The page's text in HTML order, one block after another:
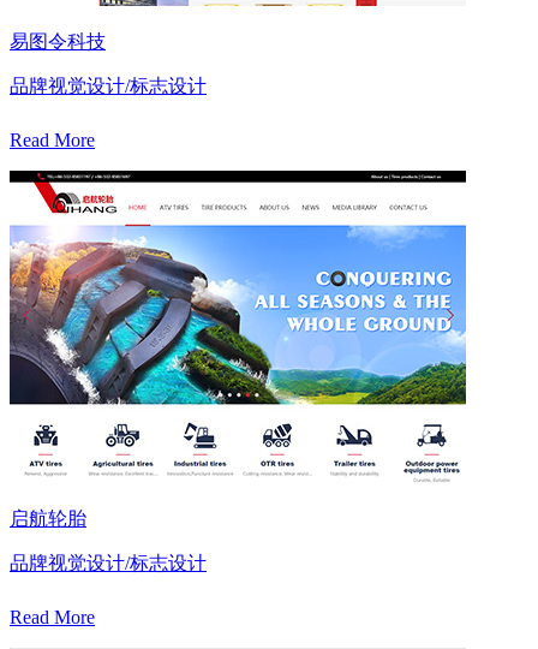
易图令科技
品牌视觉设计/标志设计
Read More
启航轮胎
品牌视觉设计/标志设计
Read More